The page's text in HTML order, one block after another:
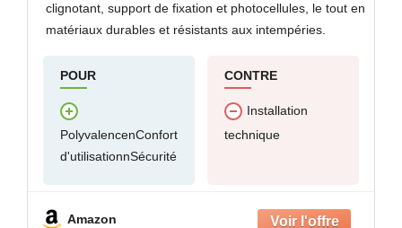
clignotant, support de fixation et photocellules, le tout en
matériaux durables et résistants aux intempéries.
POUR
PolyvalencenConfort
d'utilisationnSécurité
CONTRE
Installation
technique
Amazon